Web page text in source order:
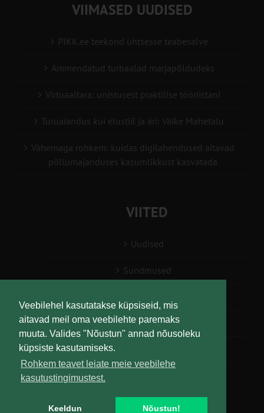
Veebilehel kasutatakse küpsiseid, mis
aitavad meil oma veebilehte paremaks
muuta. Valides "Nõustun" annad nõusoleku
küpsiste kasutamiseks.
Rohkem teavet leiate meie veebilehe
kasutustingimustest.
Keeldun Nõustun!
VIIMASED UUDISED
PIKK.ee teekond ühtsesse teabesalve
Ammendatud turbaalad marjapõldudeks
Virtuaaltara: unistusest praktilise tööriistani
Turuaiandus kui elustiil ja äri: Väike Mahetalu
Vähemaga rohkem: kuidas digilahendused aitavad
põllumajanduses kasumlikkust kasvatada
VIITED
Uudised
Sündmused
Teabesalv
Liitu uudiskirjaga